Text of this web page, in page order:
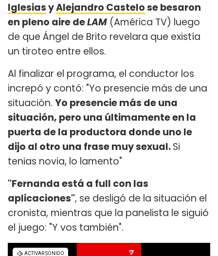
IglesiasyAlejandro Castelose besaron
en pleno aire deLAM (América TV) luego
de que Ángel de Brito revelara que existía
un tiroteo entre ellos.
Al finalizar el programa, el conductor los
increpó y contó: "Yo presencie más de una
situación. Yo presencie más de una
situación, pero una últimamente en la
puerta de la productora donde uno le
dijo al otro una frase muy sexual.Si
tenias novia, lo lamento"
"Fernanda está a full con las
aplicaciones", se desligó de la situación el
cronista, mientras que la panelista le siguió
el juego: "Y vos también".